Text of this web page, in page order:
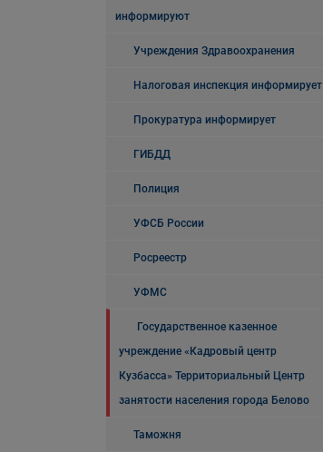
информируют
Учреждения Здравоохранения
Налоговая инспекция информирует
Прокуратура информирует
ГИБДД
Полиция
УФСБ России
Росреестр
УФМС
Государственное казенное
учреждение «Кадровый центр
Кузбасса» Территориальный Центр
занятости населения города Белово
Таможня